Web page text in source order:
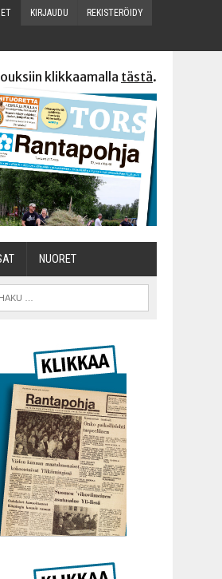
KIR­JAU­DU REKIS­TE­RÖI­DY
klikkaamalla tästä.
NUO­RET